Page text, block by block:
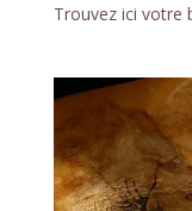
Trouvez ici votre